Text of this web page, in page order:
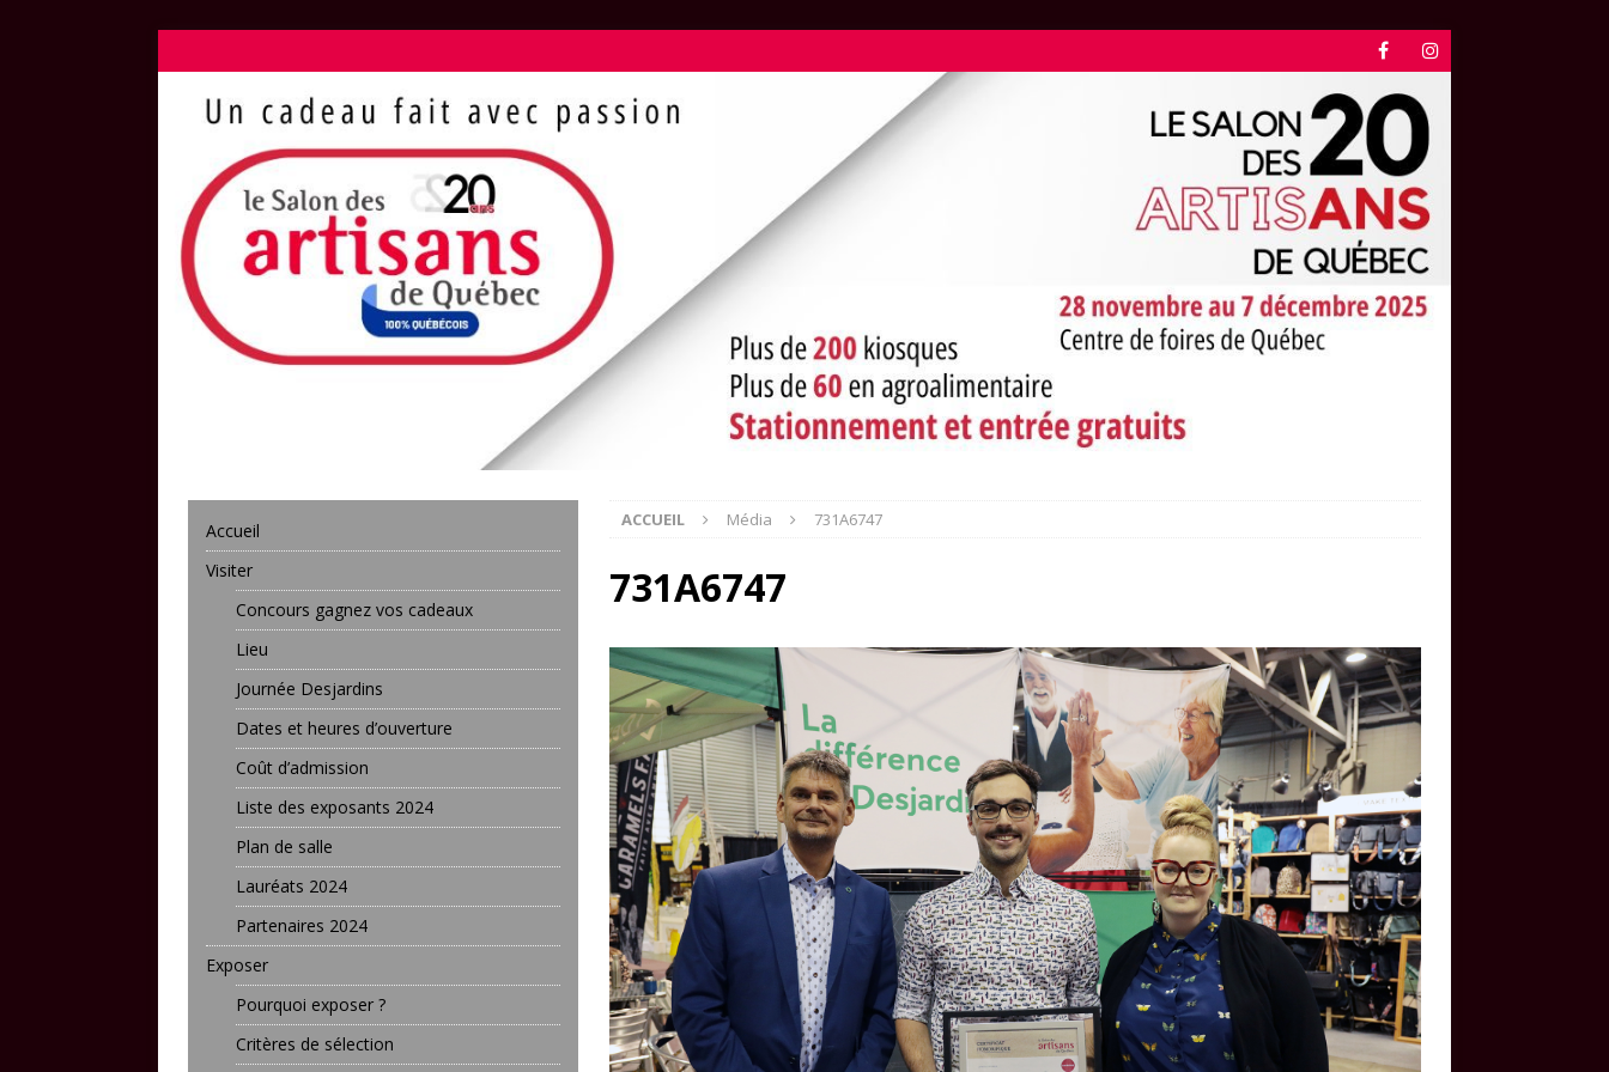
ACCUEIL Média 731A6747
731A6747
Accueil
Visiter
Concours gagnez vos cadeaux
Lieu
Journée Desjardins
Dates et heures d’ouverture
Coût d’admission
Liste des exposants 2024
Plan de salle
Lauréats 2024
Partenaires 2024
Exposer
Pourquoi exposer ?
Critères de sélection